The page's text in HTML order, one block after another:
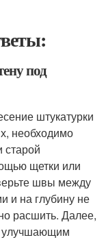
под
штукатурки
необходимо
старой
щетки или
швы между
и на глубину не
расшить. Далее,
улучшающим